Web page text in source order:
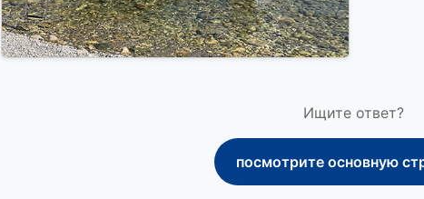
Ищите ответ?
посмотрите основную